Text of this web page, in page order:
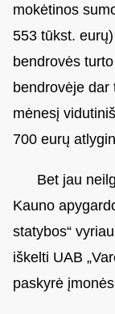
mokėtinos
553 tūkst.
bendrovės
bendrovėje dar
mėnesį
700 eurų
Bet jau
Kauno
statybos“
iškelti UAB
paskyrė